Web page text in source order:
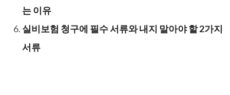
는 이유
실비보험 청구에 필수 서류와 내지 말아야 할 2가지
서류